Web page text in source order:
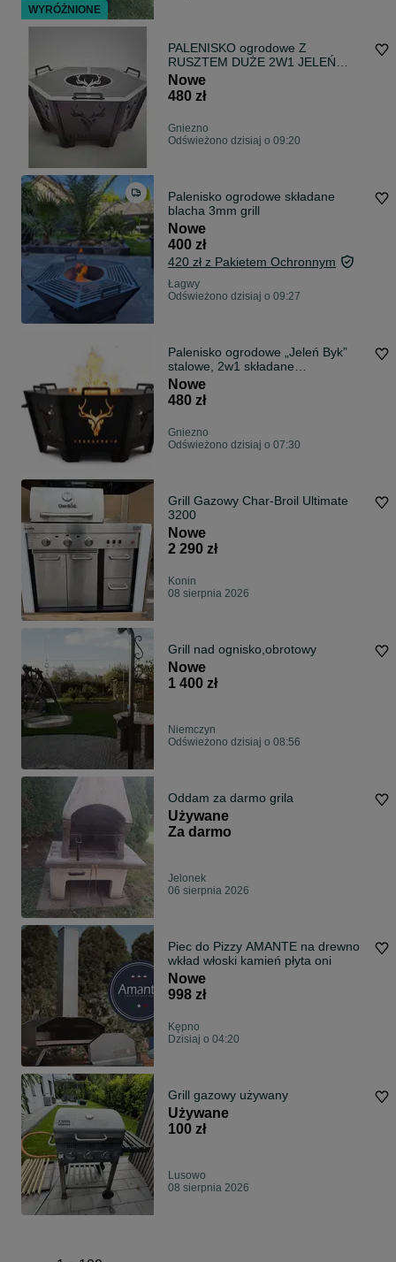
PALENISKO ogrodowe Z
RUSZTEM DUŻE 2W1 JELEŃ
składane
Nowe
480 zł
Gniezno
Odświeżono dzisiaj o 09:20
Palenisko ogrodowe składane
blacha 3mm grill
Nowe
400 zł
420 zł z Pakietem Ochronnym
Łagwy
Odświeżono dzisiaj o 09:27
Palenisko ogrodowe „Jeleń Byk”
stalowe, 2w1 składane
PRODUCENT
Nowe
480 zł
Gniezno
Odświeżono dzisiaj o 07:30
Grill Gazowy Char-Broil Ultimate
3200
Nowe
2 290 zł
Konin
08 sierpnia 2026
Grill nad ognisko,obrotowy
Nowe
1 400 zł
Niemczyn
Odświeżono dzisiaj o 08:56
Oddam za darmo grila
Używane
Za darmo
Jelonek
06 sierpnia 2026
Piec do Pizzy AMANTE na drewno
wkład włoski kamień płyta oni
Nowe
998 zł
Kępno
Dzisiaj o 04:20
Grill gazowy używany
Używane
100 zł
Lusowo
08 sierpnia 2026
WYRÓŻNIONE